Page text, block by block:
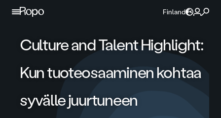
Jatka sisältöön
Finland
Culture and Talent Highlight:
Kun tuoteosaaminen kohtaa
syvälle juurtuneen